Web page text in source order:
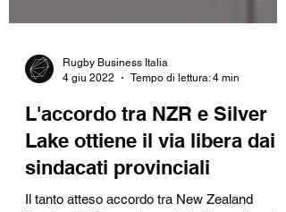
4 giu 2022
Tempo di lettura: 4 min
L'accordo tra NZR e Silver
Lake ottiene il via libera dai
sindacati provinciali